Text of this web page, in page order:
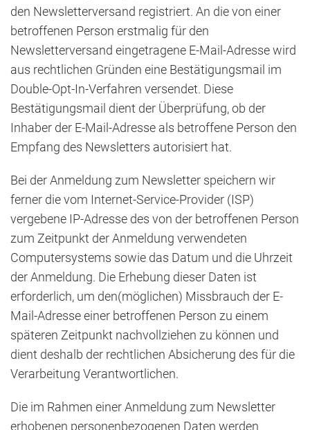
den Newsletterversand registriert. An die von einer
betroffenen Person erstmalig für den
Newsletterversand eingetragene E-Mail-Adresse wird
aus rechtlichen Gründen eine Bestätigungsmail im
Double-Opt-In-Verfahren versendet. Diese
Bestätigungsmail dient der Überprüfung, ob der
Inhaber der E-Mail-Adresse als betroffene Person den
Empfang des Newsletters autorisiert hat.
Bei der Anmeldung zum Newsletter speichern wir
ferner die vom Internet-Service-Provider (ISP)
vergebene IP-Adresse des von der betroffenen Person
zum Zeitpunkt der Anmeldung verwendeten
Computersystems sowie das Datum und die Uhrzeit
der Anmeldung. Die Erhebung dieser Daten ist
erforderlich, um den(möglichen) Missbrauch der E-
Mail-Adresse einer betroffenen Person zu einem
späteren Zeitpunkt nachvollziehen zu können und
dient deshalb der rechtlichen Absicherung des für die
Verarbeitung Verantwortlichen.
Die im Rahmen einer Anmeldung zum Newsletter
erhobenen personenbezogenen Daten werden